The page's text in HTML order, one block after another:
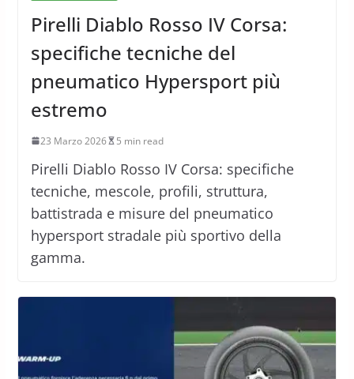
Pirelli Diablo Rosso IV Corsa:
specifiche tecniche del
pneumatico Hypersport più
estremo
23 Marzo 2026 5 min read
Pirelli Diablo Rosso IV Corsa: specifiche
tecniche, mescole, profili, struttura,
battistrada e misure del pneumatico
hypersport stradale più sportivo della
gamma.